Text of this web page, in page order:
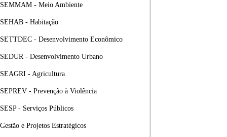
SEMMAM - Meio Ambiente
SEHAB - Habitação
SETTDEC - Desenvolvimento Econômico
SEDUR - Desenvolvimento Urbano
SEAGRI - Agricultura
SEPREV - Prevenção à Violência
SESP - Serviços Públicos
Gestão e Projetos Estratégicos